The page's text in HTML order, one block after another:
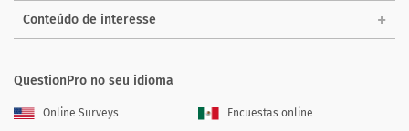
Conteúdo de interesse
QuestionPro no seu idioma
Online Surveys
Encuestas online